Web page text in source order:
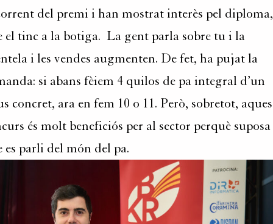
del premi i han mostrat interès pel diploma,
el tinc a la botiga. La gent parla sobre tu i la
i les vendes augmenten. De fet, ha pujat la
si abans fèiem 4 quilos de pa integral d’un
concret, ara en fem 10 o 11. Però, sobretot,
és molt beneficiós per al sector perquè suposa
es parli del món del pa.